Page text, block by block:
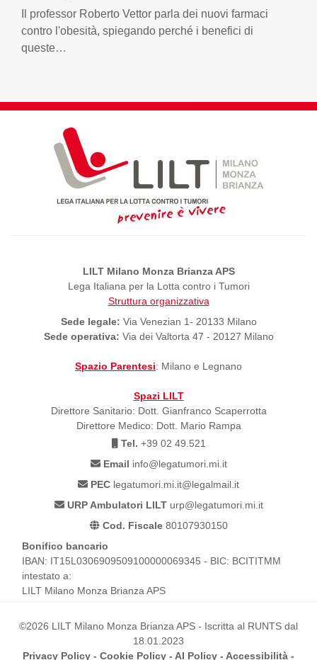
Il professor Roberto Vettor parla dei nuovi farmaci
contro l'obesità, spiegando perché i benefici di
queste…
LILT Milano Monza Brianza APS
Lega Italiana per la Lotta contro i Tumori
Struttura organizzativa
Sede legale: Via Venezian 1- 20133 Milano
Sede operativa: Via dei Valtorta 47 - 20127 Milano
Spazio Parentesi: Milano e Legnano
Spazi LILT
Direttore Sanitario: Dott. Gianfranco Scaperrotta
Direttore Medico: Dott. Mario Rampa
Tel. +39 02 49.521
Email info@legatumori.mi.it
PEC legatumori.mi.it@legalmail.it
URP Ambulatori LILTurp@legatumori.mi.it
Cod. Fiscale80107930150
Bonifico bancario
IBAN: IT15L0306909509100000069345 - BIC: BCITITMM
intestato a:
LILT Milano Monza Brianza APS
©2026 LILT Milano Monza Brianza APS - Iscritta al RUNTS dal
18.01.2023
Privacy Policy - Cookie Policy - AI Policy - Accessibilità -